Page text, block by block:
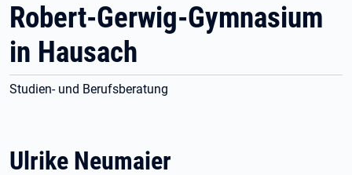
Robert-Gerwig-Gymnasium
in Hausach
Studien- und Berufsberatung
Ulrike Neumaier